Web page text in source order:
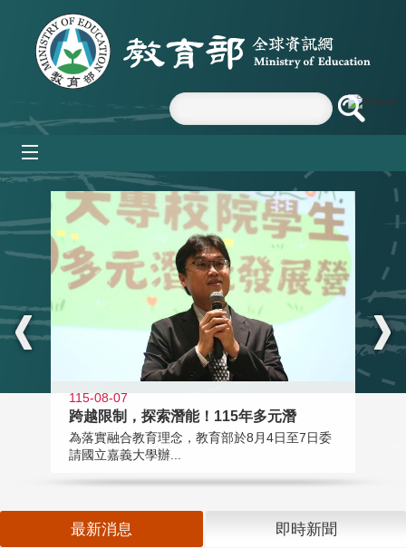
跳到主要內容區塊
:::
115-08-07
跨越限制，探索潛能！115年多元潛
為落實融合教育理念，教育部於8月4日至7日委
請國立嘉義大學辦...
最新消息 即時新聞